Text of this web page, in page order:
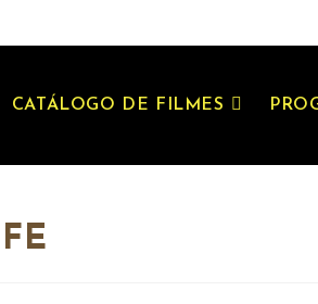
CATÁLOGO DE FILMES